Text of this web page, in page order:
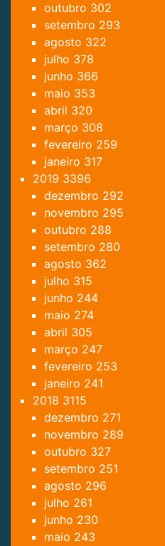
outubro 302
setembro 293
agosto 322
julho 378
junho 366
maio 353
abril 320
março 308
fevereiro 259
janeiro 317
2019 3396
dezembro 292
novembro 295
outubro 288
setembro 280
agosto 362
julho 315
junho 244
maio 274
abril 305
março 247
fevereiro 253
janeiro 241
2018 3115
dezembro 271
novembro 289
outubro 327
setembro 251
agosto 296
julho 261
junho 230
maio 243